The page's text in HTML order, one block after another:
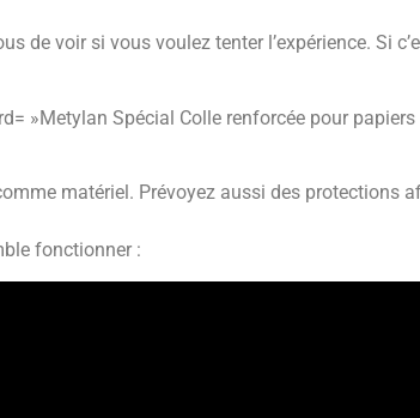
de voir si vous voulez tenter l’expérience. Si
»Metylan Spécial Colle renforcée pour papiers
matériel. Prévoyez aussi des protections
fonctionner :